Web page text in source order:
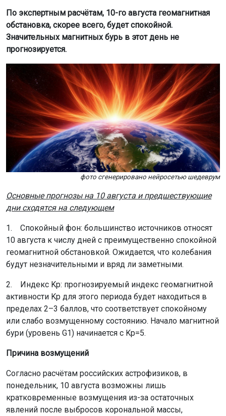
По экспертным расчётам, 10-го августа геомагнитная
обстановка, скорее всего, будет спокойной.
Значительных магнитных бурь в этот день не
прогнозируется.
фото сгенерировано нейросетью шедеврум
Основные прогнозы на 10 августа и предшествующие
дни сходятся на следующем
1. Спокойный фон: большинство источников относят
10 августа к числу дней с преимущественно спокойной
геомагнитной обстановкой. Ожидается, что колебания
будут незначительными и вряд ли заметными.
2. Индекс Kp: прогнозируемый индекс геомагнитной
активности Kp для этого периода будет находиться в
пределах 2–3 баллов, что соответствует спокойному
или слабо возмущенному состоянию. Начало магнитной
бури (уровень G1) начинается с Kp=5.
Причина возмущений
Согласно расчётам российских астрофизиков, в
понедельник, 10 августа возможны лишь
кратковременные возмущения из-за остаточных
явлений после выбросов корональной массы,